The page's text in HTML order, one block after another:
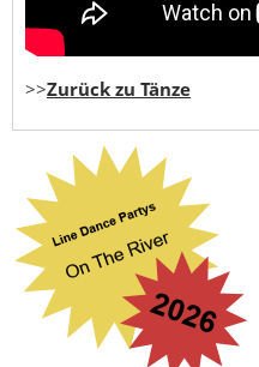
>>Zurück zu Tänze